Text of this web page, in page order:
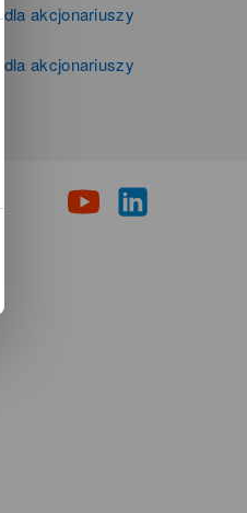
akcjonariuszy
dla akcjonariuszy